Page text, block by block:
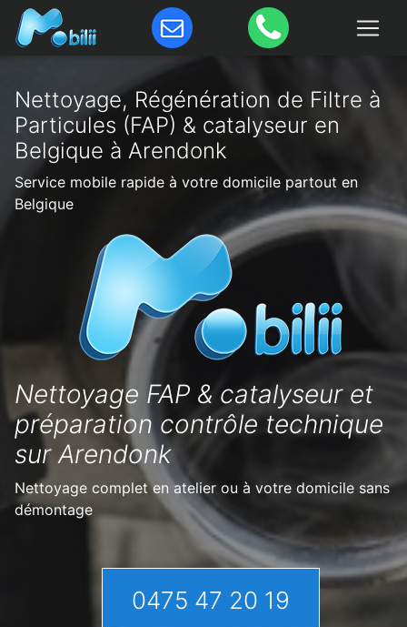
Nettoyage, Régénération de Filtre à
Particules (FAP) & catalyseur en
Belgique à Arendonk
Service mobile rapide à votre domicile partout en
Belgique
Nettoyage FAP & catalyseur et
préparation contrôle technique
sur Arendonk
Nettoyage complet en atelier ou à votre domicile sans
démontage
0475 47 20 19